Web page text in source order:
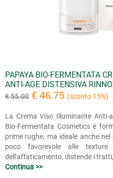
PAPAYA BIO-FERMENTATA
ANTI-AGE DISTENSIVA
€ 55.00 € 46.75 (sconto 15%)
La Crema Viso Illuminante Anti-
Bio-Fermentata Cosmetics è
prime rughe, ma ideale anche
poco favorevole alle
dell'affaticamento, distende i
Continua >>